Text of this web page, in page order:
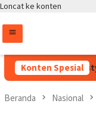
Loncat ke konten
Konten Spesial
Jenderal Listyo
Beranda Nasional